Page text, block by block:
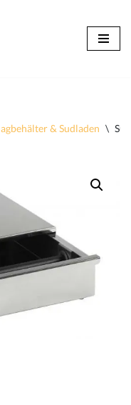
& Sudladen \